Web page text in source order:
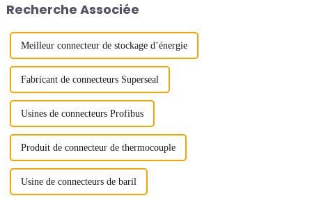
et d'expositions de Shenzhen...
Recherche Associée
Meilleur connecteur de stockage d’énergie
Fabricant de connecteurs Superseal
Usines de connecteurs Profibus
Produit de connecteur de thermocouple
Usine de connecteurs de baril